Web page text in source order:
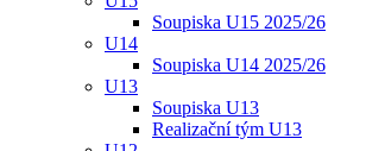
Soupiska U15 2025/26
U14
Soupiska U14 2025/26
U13
Soupiska U13
Realizační tým U13